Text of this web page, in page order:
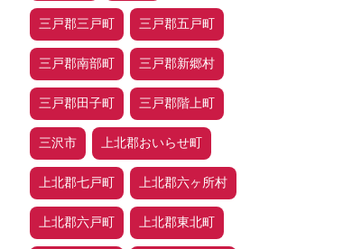
三戸郡三戸町 三戸郡五戸町
三戸郡南部町 三戸郡新郷村
三戸郡田子町 三戸郡階上町
三沢市 上北郡おいらせ町
上北郡七戸町 上北郡六ヶ所村
上北郡六戸町 上北郡東北町